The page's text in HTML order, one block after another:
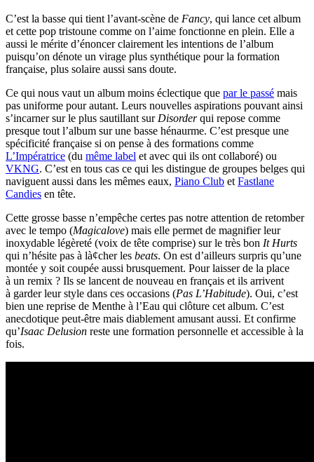
C’est la basse qui tient l’avant-scène de Fancy, qui lance cet album
et cette pop tristoune comme on l’aime fonctionne en plein. Elle a
aussi le mérite d’énoncer clairement les intentions de l’album
puisqu’on dénote un virage plus synthétique pour la formation
française, plus solaire aussi sans doute.
Ce qui nous vaut un album moins éclectique que par le passé mais
pas uniforme pour autant. Leurs nouvelles aspirations pouvant ainsi
s’incarner sur le plus sautillant sur Disorderqui repose comme
presque tout l’album sur une basse hénaurme. C’est presque une
spécificité française si on pense à des formations comme
L’Impératrice (du même label et avec qui ils ont collaboré) ou
VKNG. C’est en tous cas ce qui les distingue de groupes belges qui
naviguent aussi dans les mêmes eaux, Piano Club et Fastlane
Candies en tête.
Cette grosse basse n’empêche certes pas notre attention de retomber
avec le tempo (Magicalove) mais elle permet de magnifier leur
inoxydable légèreté (voix de tête comprise) sur le très bon It Hurts
qui n’hésite pas à là¢cher les beats. On est d’ailleurs surpris qu’une
montée y soit coupée aussi brusquement. Pour laisser de la place
à un remix ? Ils se lancent de nouveau en français et ils arrivent
à garder leur style dans ces occasions (Pas L’Habitude). Oui, c’est
bien une reprise de Menthe à l’Eau qui clôture cet album. C’est
anecdotique peut-être mais diablement amusant aussi. Et confirme
qu’Isaac Delusion reste une formation personnelle et accessible à la
fois.